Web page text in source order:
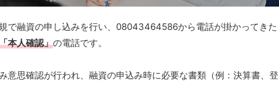
で融資の申し込みを行い、08043464586から電話が掛かってきた
本人確認」の電話です。
意思確認が行われ、融資の申込み時に必要な書類（例：決算書、登